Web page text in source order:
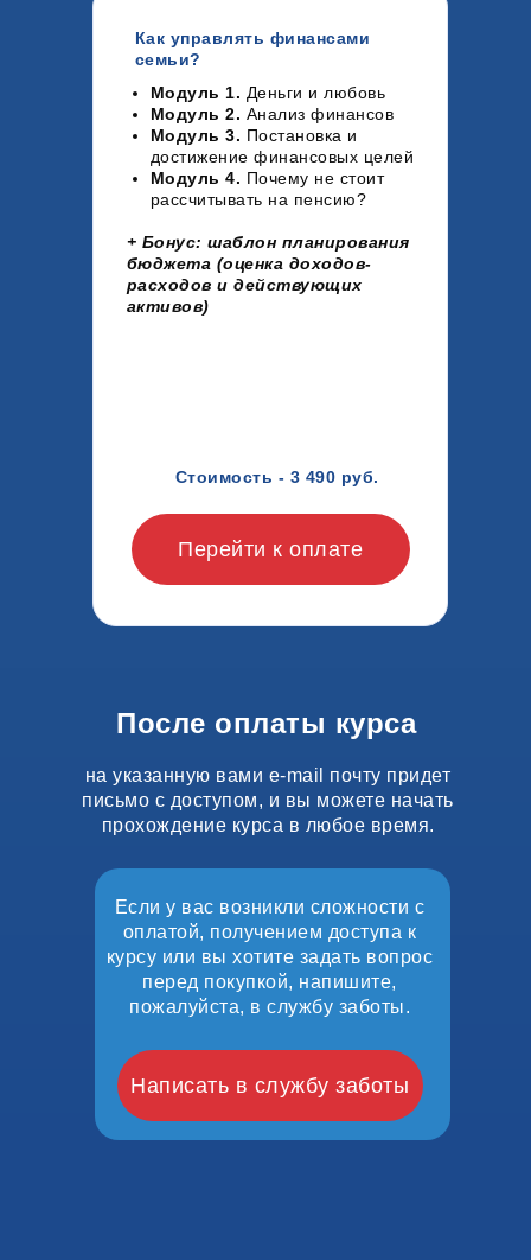
Модуль 1. Деньги и любовь
Модуль 2. Анализ финансов
Модуль 3. Постановка и
достижение финансовых целей
Модуль 4. Почему не стоит
рассчитывать на пенсию?
+ Бонус: шаблон планирования
бюджета (оценка доходов-
расходов и действующих
активов)
Как управлять финансами
семьи?
Стоимость - 3 490 руб.
Перейти к оплате
После оплаты курса
Написать в службу заботы
Если у вас возникли сложности с
оплатой, получением доступа к
курсу или вы хотите задать вопрос
перед покупкой, напишите,
пожалуйста, в службу заботы.
на указанную вами e-mail почту придет
письмо с доступом, и вы можете начать
прохождение курса в любое время.